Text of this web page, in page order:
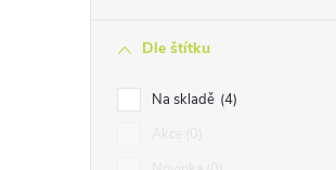
Dle štítku
Na skladě 4